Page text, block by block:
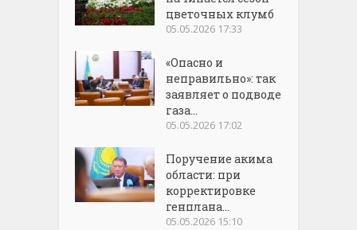
цветочных клумб
05.05.2026 17:33
«Опасно и
неправильно»: так
заявляет о подводе
газа...
05.05.2026 17:02
Поручение акима
области: при
корректировке
генплана...
05.05.2026 15:10